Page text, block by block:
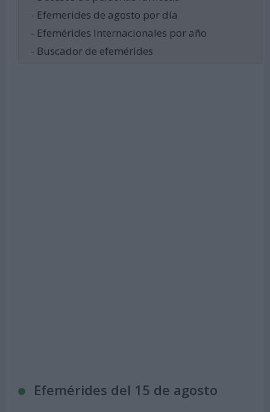
- Efemerides de agosto por día
- Efemérides Internacionales por año
- Buscador de efemérides
Efemérides del 15 de agosto